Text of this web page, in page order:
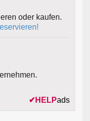
oder kaufen.
✔ HELPads